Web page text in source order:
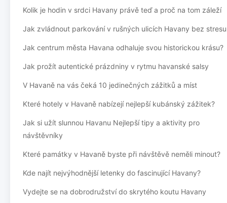
Kolik je hodin v srdci Havany právě teď a proč na tom záleží
Jak zvládnout parkování v rušných ulicích Havany bez stresu
Jak centrum města Havana odhaluje svou historickou krásu?
Jak prožít autentické prázdniny v rytmu havanské salsy
V Havaně na vás čeká 10 jedinečných zážitků a míst
Které hotely v Havaně nabízejí nejlepší kubánský zážitek?
Jak si užít slunnou Havanu Nejlepší tipy a aktivity pro
návštěvníky
Které památky v Havaně byste při návštěvě neměli minout?
Kde najít nejvýhodnější letenky do fascinující Havany?
Vydejte se na dobrodružství do skrytého koutu Havany